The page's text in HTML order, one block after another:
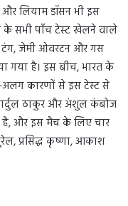
और लियाम डॉसन भी इस
के सभी पाँच टेस्ट खेलने वाले
जेमी ओवरटन और गस
गया है। इस बीच, भारत के
कारणों से इस टेस्ट से
ठाकुर और अंशुल कंबोज
है, और इस मैच के लिए चार
प्रसिद्ध कृष्णा, आकाश